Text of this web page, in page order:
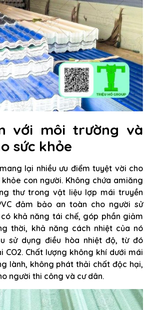
với môi trường và
sức khỏe
lại nhiều ưu điểm tuyệt vời cho
con người. Không chứa amiăng
thư trong vật liệu lợp mái truyền
đảm bảo an toàn cho người sử
khả năng tái chế, góp phần giảm
thời, khả năng cách nhiệt của nó
sử dụng điều hòa nhiệt độ, từ đó
CO2. Chất lượng không khí dưới mái
lành, không phát thải chất độc hại,
người thi công và cư dân.